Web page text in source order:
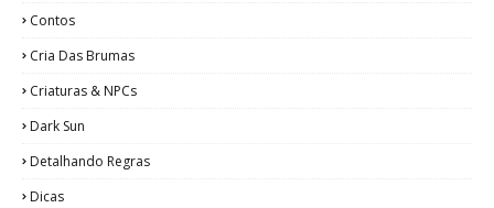
Contos
Cria Das Brumas
Criaturas & NPCs
Dark Sun
Detalhando Regras
Dicas